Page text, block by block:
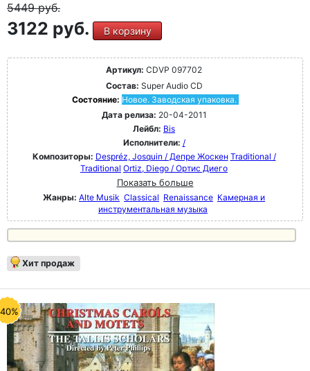
5449руб.
3122 руб. В корзину
Артикул: CDVP 097702
Состав: Super Audio CD
Состояние: Новое. Заводская упаковка.
Дата релиза: 20-04-2011
Лейбл: Bis
Исполнители: /
Композиторы: Despréz, Josquin / Депре Жоскен Traditional /
Traditional Ortiz, Diego / Ортис Диего
Показать больше
Жанры: Alte Musik Classical Renaissance Камерная и
инструментальная музыка
Хит продаж